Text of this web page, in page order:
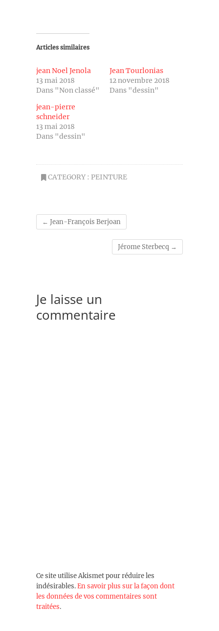
Articles similaires
jean Noel Jenola
13 mai 2018
Dans "Non classé"
Jean Tourlonias
12 novembre 2018
Dans "dessin"
jean-pierre
schneider
13 mai 2018
Dans "dessin"
CATEGORY : PEINTURE
← Jean-François Berjoan
Jérome Sterbecq →
Je laisse un
commentaire
Ce site utilise Akismet pour réduire les
indésirables.En savoir plus sur la façon dont
les données de vos commentaires sont
traitées.